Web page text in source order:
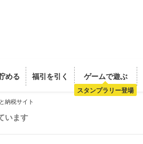
める 福引を引く ゲームで遊ぶ
スタンプラリー登場
納税サイト
います